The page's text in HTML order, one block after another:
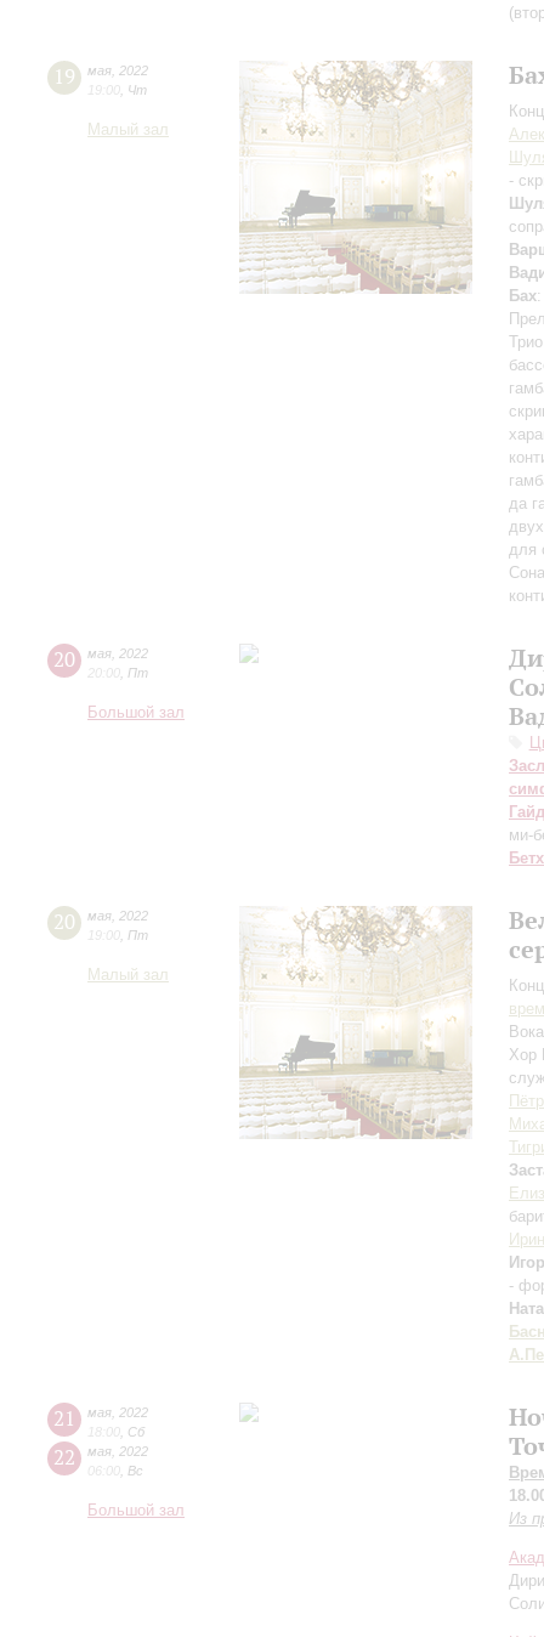
19 мая 2022
19:00 Чт
Малый зал
-
Бах
да
для
20 мая 2022
20:00 Пт
Большой зал
ми-
20 мая 2022
19:00 Пт
Малый зал
Хор
-
21 мая 2022
18:00 Сб
22 мая 2022
06:00 Вс
Большой зал
Из